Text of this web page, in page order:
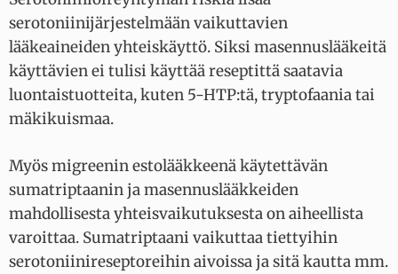
serotoniinijärjestelmään vaikuttavien
lääkeaineiden yhteiskäyttö. Siksi masennuslääkeitä
käyttävien ei tulisi käyttää reseptittä saatavia
luontaistuotteita, kuten 5-HTP:tä, tryptofaania tai
mäkikuismaa.
Myös migreenin estolääkkeenä käytettävän
sumatriptaanin ja masennuslääkkeiden
mahdollisesta yhteisvaikutuksesta on aiheellista
varoittaa. Sumatriptaani vaikuttaa tiettyihin
serotoniinireseptoreihin aivoissa ja sitä kautta mm.